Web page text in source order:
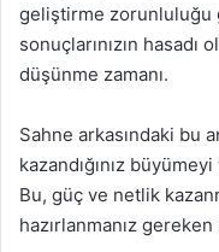
geliştirme zorunluluğu
sonuçlarınızın
düşünme zamanı.
Sahne arkasındaki bu
kazandığınız
Bu, güç ve netlik
hazırlanmanız gereken